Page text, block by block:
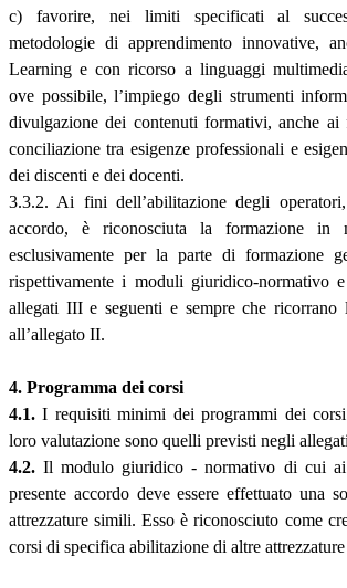
c) favorire, nei limiti specificati al
metodologie di apprendimento innovative,
Learning e con ricorso a linguaggi
ove possibile, l’impiego degli strumenti
divulgazione dei contenuti formativi, anche
conciliazione tra esigenze professionali e
dei discenti e dei docenti.
3.3.2. Ai fini dell’abilitazione degli
accordo, è riconosciuta la formazione in
esclusivamente per la parte di formazione
rispettivamente i moduli giuridico-normativo
allegati III e seguenti e sempre che
all’allegato II.
4. Programma dei corsi
4.1. I requisiti minimi dei programmi dei
loro valutazione sono quelli previsti negli
4.2. Il modulo giuridico - normativo di cui
presente accordo deve essere effettuato una
attrezzature simili. Esso è riconosciuto come
corsi di specifica abilitazione di altre